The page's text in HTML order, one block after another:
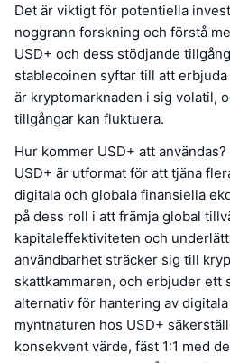
Det är viktigt för potentiella
noggrann forskning och förstå
USD+ och dess stödjande
stablecoinen syftar till att
är kryptomarknaden i sig volatil,
tillgångar kan fluktuera.
Hur kommer USD+ att användas?
USD+ är utformat för att tjäna
digitala och globala finansiella
på dess roll i att främja global
kapitaleffektiviteten och
användbarhet sträcker sig till
skattkammaren, och erbjuder ett
alternativ för hantering av
myntnaturen hos USD+
konsekvent värde, fäst 1:1 med